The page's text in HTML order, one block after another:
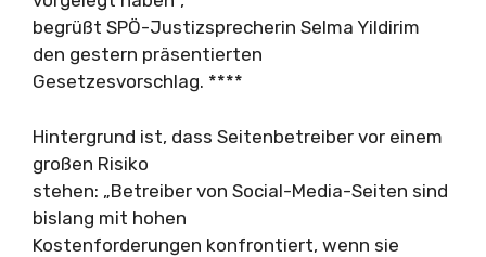
begrüßt SPÖ-Justizsprecherin Selma Yildirim
den gestern präsentierten
Gesetzesvorschlag. ****
Hintergrund ist, dass Seitenbetreiber vor einem
großen Risiko
stehen: „Betreiber von Social-Media-Seiten sind
bislang mit hohen
Kostenforderungen konfrontiert, wenn sie